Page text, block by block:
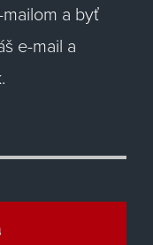
a byť
e-mail a